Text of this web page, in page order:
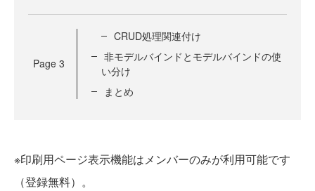
Page 3
CRUD処理関連付け
非モデルバインドとモデルバインドの使
い分け
まとめ
※印刷用ページ表示機能はメンバーのみが利用可能です
（登録無料）。